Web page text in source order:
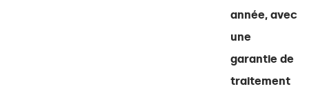
année, avec
une
garantie de
traitement